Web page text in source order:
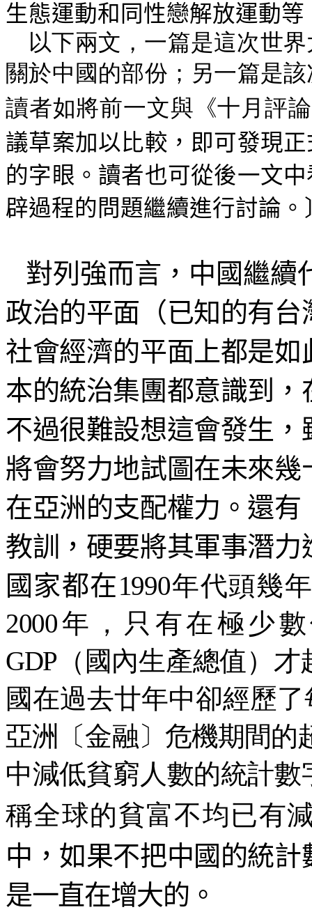
生態運動和同性戀解放運動等
以下兩文，一篇是這次世
關於中國的部份；另一篇是
讀者如將前一文與《十月評
議草案加以比較，即可發現
的字眼。讀者也可從後一文
辟過程的問題繼續進行討論。
對列強而言，中國繼續
政治的平面（已知的有
社會經濟的平面上都是
本的統治集團都意識到
不過很難設想這會發生
將會努力地試圖在未來
在亞洲的支配權力。還
教訓，硬要將其軍事潛
國家都在1990年代頭幾
2000年，只有在極少
GDP（國內生產總值）
國在過去廿年中卻經歷
亞洲〔金融〕危機期間的
中減低貧窮人數的統計
稱全球的貧富不均已有
中，如果不把中國的統計
是一直在增大的。